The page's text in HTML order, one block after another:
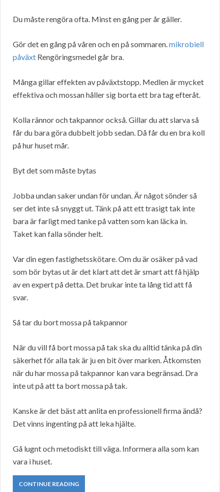
Du måste rengöra ofta. Minst en gång per år gäller.
Gör det en gång på våren och en på sommaren.mikrobiell
påväxt Rengöringsmedel går bra.
Många gillar effekten av påväxtstopp. Medlen är mycket
effektiva och mossan håller sig borta ett bra tag efteråt.
Kolla rännor och takpannor också. Gillar du att slarva så
får du bara göra dubbelt jobb sedan. Då får du en bra koll
på hur huset mår.
Byt det som måste bytas
Jobba undan saker undan för undan. Är något sönder så
ser det inte så snyggt ut. Tänk på att ett trasigt tak inte
bara är farligt med tanke på vatten som kan läcka in.
Taket kan falla sönder helt.
Var din egen fastighetsskötare. Om du är osäker på vad
som bör bytas ut är det klart att det är smart att få hjälp
av en expert på detta. Det brukar inte ta lång tid att få
svar.
Så tar du bort mossa på takpannor
När du vill få bort mossa på tak ska du alltid tänka på din
säkerhet för alla tak är ju en bit över marken. Åtkomsten
när du har mossa på takpannor kan vara begränsad. Dra
inte ut på att ta bort mossa på tak.
Kanske är det bäst att anlita en professionell firma ändå?
Det vinns ingenting på att leka hjälte.
Gå lugnt och metodiskt till väga. Informera alla som kan
vara i huset.
CONTINUE READING